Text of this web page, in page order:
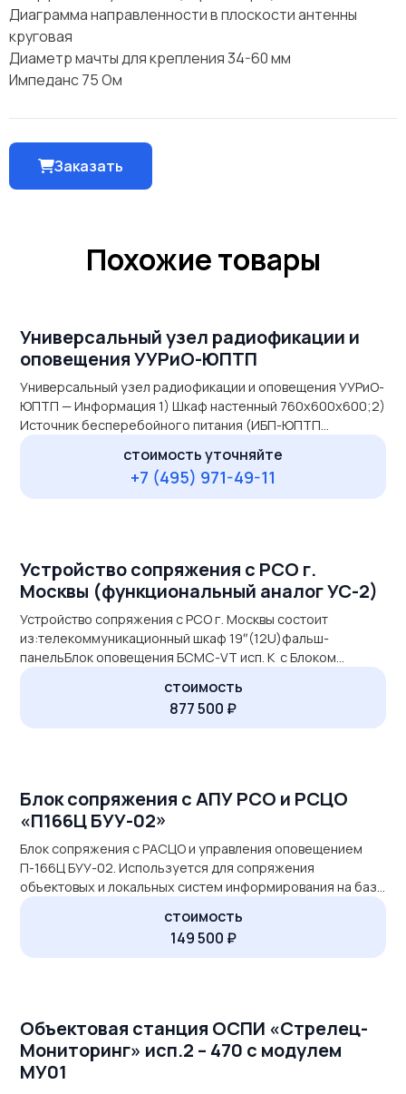
Диаграмма направленности в плоскости антенны
круговая
Диаметр мачты для крепления 34-60 мм
Импеданс 75 Ом
Заказать
Похожие товары
Универсальный узел радиофикации и
оповещения УУРиО-ЮПТП
Универсальный узел радиофикации и оповещения УУРиО-
ЮПТП — Информация 1) Шкаф настенный 760х600х600;2)
Источник бесперебойного питания (ИБП-ЮПТП
1500ВА);3) Модуль электропитания (МЭП);4) Фальш-
панель 2U;5) Фальш-панель 2U;6) Домовой
трехпрограммный радиоузел с модулем FM-приемника
(ДТР-ЮПТП);7) Усилитель мощности домового
стоимость уточняйте
+7 (495) 971-49-11
Устройство сопряжения с РСО г.
Москвы (функциональный аналог УС-2)
Устройство сопряжения с РСО г. Москвы состоит
из:телекоммуникационный шкаф 19″(12U)фальш-
панельБлок оповещения БСМС-VT исп. K с Блоком
питания для БСМС-VT исп.К с АКБ 7 А/чБАО-300 (V60М)
Блок акустического оповещения 60Вт на полке Блок
коммутации сигналов ДК- ОСО-3блок на 6 розеток с
автоматическим выключателем на 6А
стоимость
877 500 ₽
Блок сопряжения с АПУ РСО и РСЦО
«П166Ц БУУ-02»
Блок сопряжения с РАСЦО и управления оповещением
П-166Ц БУУ-02. Используется для сопряжения
объектовых и локальных систем информирования на базе
IP-сети (VPN канал) с РСЦО и РСО. Звуковой сигнал
передается по сети или воспроизводится с электронного
носителя (флеш-карты). Предлагаем установку блоков
управления оповещением ГО ЧС и комплексных систем
стоимость
149 500 ₽
Объектовая станция ОСПИ «Стрелец-
Мониторинг» исп.2 – 470 с модулем
МУ01